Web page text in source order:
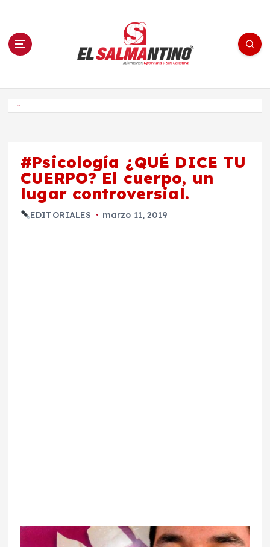
n El Salmantino - medios/noticias/editorial
#Psicología ¿QUÉ DICE TU
CUERPO? El cuerpo, un
lugar controversial.
EDITORIALES marzo 11, 2019